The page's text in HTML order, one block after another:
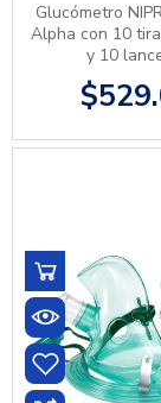
Glucómetro
Alpha con 10
y 10